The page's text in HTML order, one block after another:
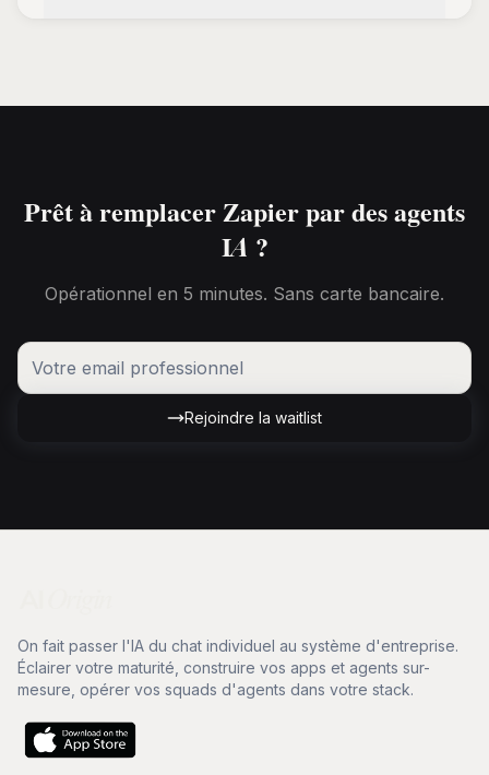
Prêt à remplacer Zapier par des agents
IA ?
Opérationnel en 5 minutes. Sans carte bancaire.
Rejoindre la waitlist
On fait passer l'IA du chat individuel au système d'entreprise.
Éclairer votre maturité, construire vos apps et agents sur-
mesure, opérer vos squads d'agents dans votre stack.